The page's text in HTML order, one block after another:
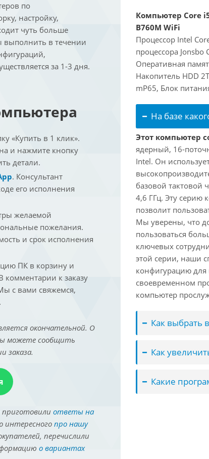
по
настройку,
чуть больше
выполнить в течении
за 1-3 дня.
«Купить в 1 клик».
и нажмите кнопку
детали.
. Консультант
его исполнения
желаемой
пожелания.
и срок исполнения
ПК в корзину и
комментарии к заказу
с вами свяжемся,
окончательной. О
можете сообщить
заказа.
ответы на
интересного про нашу
перечислили
о вариантах
Компьютер Core i5
B760M WiFi
Процессор Intel
процессора Jonsbo
Оперативная
Накопитель HDD
mP65, Блок
На базе
Этот компьютер
ядерный, 16-
Intel. Он
базовой тактовой
4,6 ГГц. Эту серию
позволит
Мы уверены, что
пользоваться
ключевых
этой серии, наши
конфигурацию
своевременном
компьютер
Как выбрать
Как
Какие